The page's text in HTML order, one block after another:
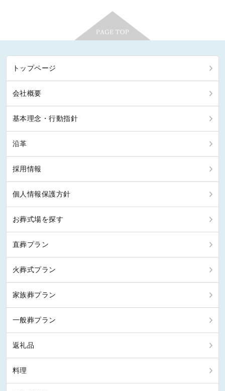
トップページ
会社概要
基本理念・行動指針
沿革
採用情報
個人情報保護方針
お葬式場を探す
直葬プラン
火葬式プラン
家族葬プラン
一般葬プラン
返礼品
料理